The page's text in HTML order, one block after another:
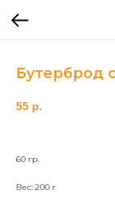
Бутерброд
55 р.
60 гр.
Вес: 200 г